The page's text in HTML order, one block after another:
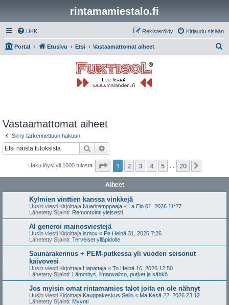
rintamamiestalo.fi
UKK Kirjaudu sisään
Rekisteröidy
Portal Etusivu Etsi Vastaamattomat aiheet
Vastaamattomat aiheet
Siirry tarkennettuun hakuun
Etsi
Haku löysi yli 1000 tulosta Sivu /20
1 2 3 4 5 20
Aiheet
Kylmien vinttien kanssa vinkkejä
Uusin viesti Kirjoittaja Nuariremppaaja « La Elo 01, 2026 11:27
Lähetetty Sijainti: Remontointi yleisesti
AI generoi mainosviestejä
Uusin viesti Kirjoittaja ismox « Pe Heinä 31, 2026 7:26
Lähetetty Sijainti: Terveiset ylläpidolle
Saunarakennus + PEM-putkessa yli vuoden seisonut
kaivovesi
Uusin viesti Kirjoittaja Hapattaja « To Heinä 16, 2026 12:50
Lähetetty Sijainti: Lämmitys, ilmanvaihto, putket ja sähkö
Jos myisin omat rintamamies talot joita en ole nähnyt
Uusin viesti Kirjoittaja Kauppakeskus Sello « Ma Kesä 22, 2026 23:12
Lähetetty Sijainti: Myynti